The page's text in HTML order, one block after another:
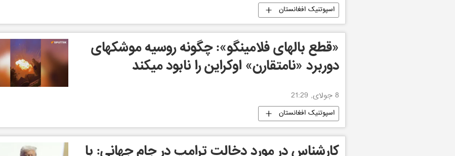
اسپوتنیک افغانستان
«قطع بالهای فلامینگو»: چگونه روسیه موشکهای
دوربرد «نامتقارن» اوکراین را نابود میکند
8 جولای, 21:29
اسپوتنیک افغانستان
کارشناس در مورد دخالت ترامپ در جام جهانی: با